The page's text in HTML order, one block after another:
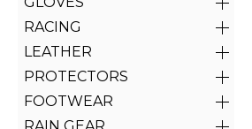
RACING
LEATHER
PROTECTORS
FOOTWEAR
RAIN GEAR